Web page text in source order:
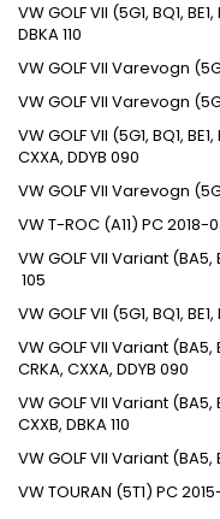
VWGOLF VII (5G1, BQ1,
DBKA110
VWGOLF VII Varevogn
VWGOLF VII Varevogn
VWGOLF VII (5G1, BQ1,
CXXA, DDYB 090
VWGOLF VII Varevogn
VWT-ROC (A11) PC2018-
VWGOLF VII Variant (BA5,
105
VWGOLF VII (5G1, BQ1,
VWGOLF VII Variant (BA5,
CRKA, CXXA, DDYB 090
VWGOLF VII Variant (BA5,
CXXB, DBKA110
VWGOLF VII Variant (BA5,
VWTOURAN (5T1) PC